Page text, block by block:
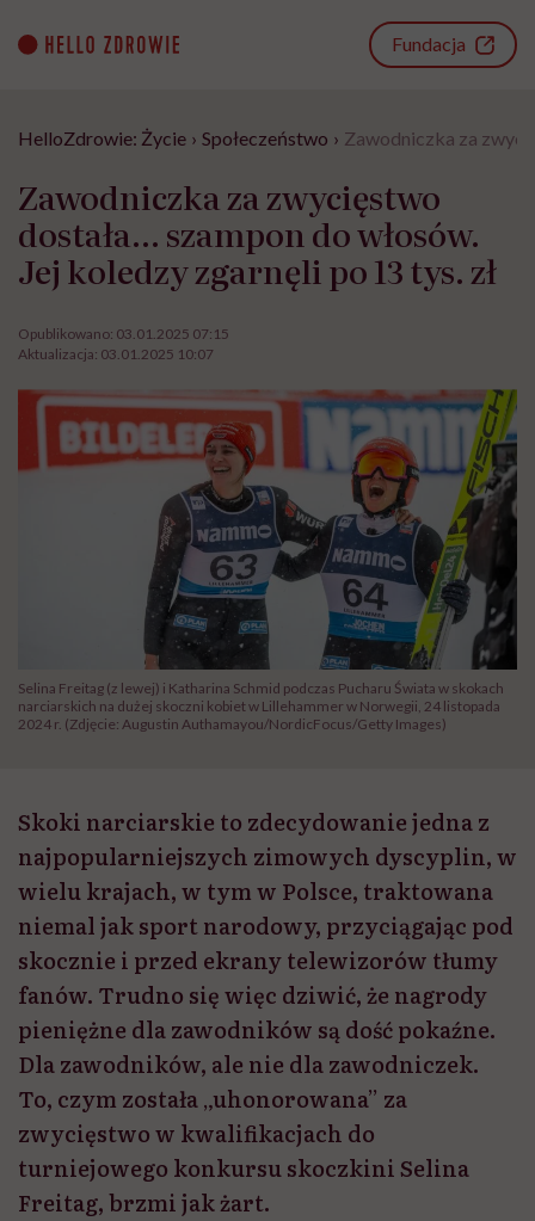
content
Fundacja
HelloZdrowie: Życie › Społeczeństwo › Zawodniczka za
Zawodniczka za zwycięstwo
dostała… szampon do włosów.
Jej koledzy zgarnęli po 13 tys. zł
Opublikowano: 03.01.2025 07:15
Aktualizacja: 03.01.2025 10:07
Selina Freitag (z lewej) i Katharina Schmid podczas Pucharu Świata w skokach
narciarskich na dużej skoczni kobiet w Lillehammer w Norwegii, 24 listopada
2024 r. (Zdjęcie: Augustin Authamayou/NordicFocus/Getty Images)
Skoki narciarskie to zdecydowanie jedna z
najpopularniejszych zimowych dyscyplin, w
wielu krajach, w tym w Polsce, traktowana
niemal jak sport narodowy, przyciągając pod
skocznie i przed ekrany telewizorów tłumy
fanów. Trudno się więc dziwić, że nagrody
pieniężne dla zawodników są dość pokaźne.
Dla zawodników, ale nie dla zawodniczek.
To, czym została „uhonorowana” za
zwycięstwo w kwalifikacjach do
turniejowego konkursu skoczkini Selina
Freitag, brzmi jak żart.